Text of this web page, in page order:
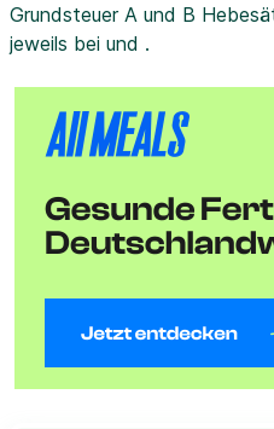
Grundsteuer A und B
jeweils bei und .